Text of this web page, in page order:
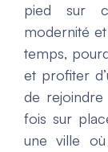
pied sur
modernité
temps,
et profiter
de rejoindre
fois sur
une ville